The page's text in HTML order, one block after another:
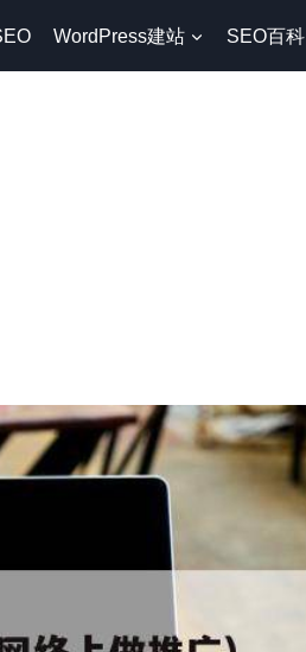
WordPress建站 SEO百科